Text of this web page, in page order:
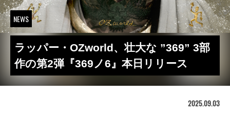
NEWS
ラッパー・OZworld、壮大な ”369” 3部
作の第2弾『369ノ6』本日リリース
2025.09.03